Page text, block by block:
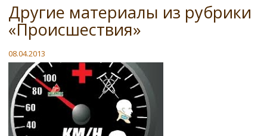
Другие материалы из рубрики
«Происшествия»
08.04.2013